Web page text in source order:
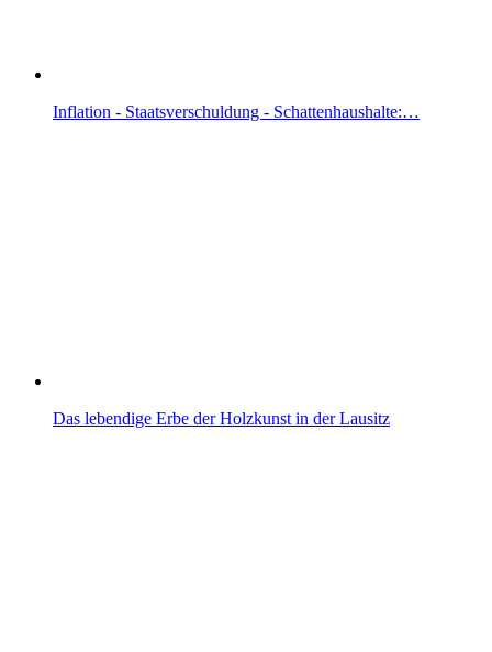
Inflation - Staatsverschuldung - Schattenhaushalte:…
Das lebendige Erbe der Holzkunst in der Lausitz